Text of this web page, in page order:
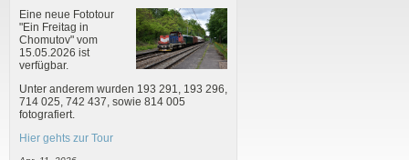
Eine neue Fototour
"Ein Freitag in
Chomutov" vom
15.05.2026 ist
verfügbar.
Unter anderem wurden 193 291, 193 296,
714 025, 742 437, sowie 814 005
fotografiert.
Hier gehts zur Tour